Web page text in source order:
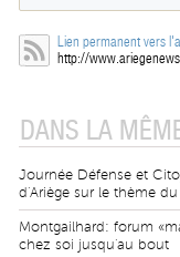
Lien permanent vers
http://
DANS LA
Journée Défense et
d'Ariège sur le thème
Montgailhard: forum
chez soi jusqu'au bout